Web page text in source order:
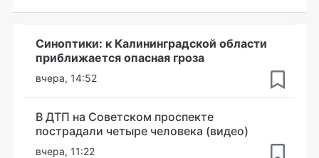
Синоптики: к Калининградской области
приближается опасная гроза
вчера, 14:52
В ДТП на Советском проспекте
пострадали четыре человека (видео)
вчера, 11:22